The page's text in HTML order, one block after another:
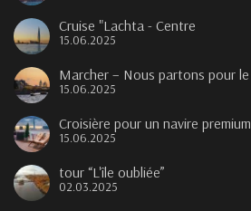
Cruise "Lachta - Centre
15.06.2025
Marcher – Nous partons pour
15.06.2025
Croisière pour un navire premium
15.06.2025
tour “L'île oubliée”
02.03.2025